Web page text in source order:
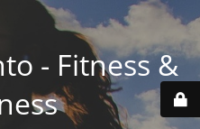
- Fitness &